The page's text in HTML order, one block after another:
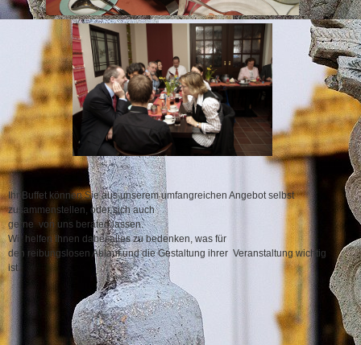
Ihr Buffet können Sie aus unserem umfangreichen Angebot selbst
zusammenstellen, oder sich auch
gerne von uns beraten lassen.
Wir helfen Ihnen dabei alles zu bedenken, was für
den reibungslosen Ablauf und die Gestaltung ihrer Veranstaltung wichtig
ist.